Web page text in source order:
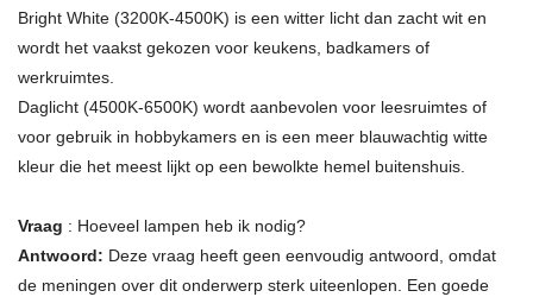
Bright White (3200K-4500K) is een witter licht dan zacht wit en
wordt het vaakst gekozen voor keukens, badkamers of
werkruimtes.
Daglicht (4500K-6500K) wordt aanbevolen voor leesruimtes of
voor gebruik in hobbykamers en is een meer blauwachtig witte
kleur die het meest lijkt op een bewolkte hemel buitenshuis.
Vraag : Hoeveel lampen heb ik nodig?
Antwoord: Deze vraag heeft geen eenvoudig antwoord, omdat
de meningen over dit onderwerp sterk uiteenlopen. Een goede